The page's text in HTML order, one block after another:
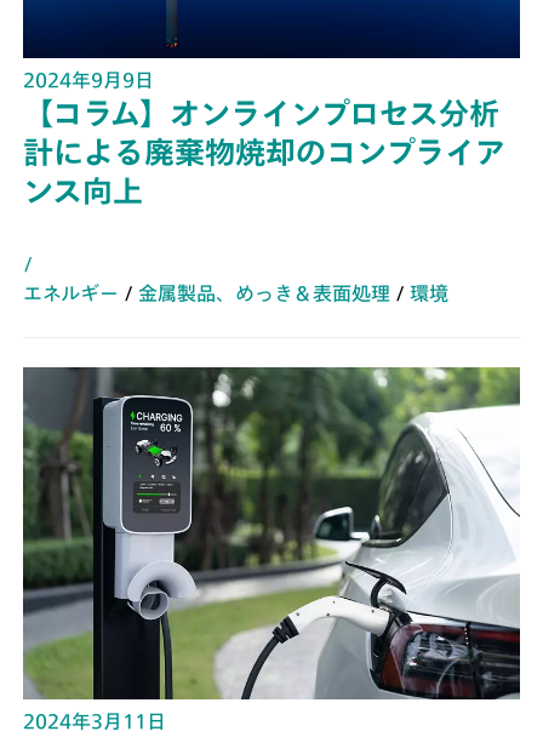
2024年9月9日
【コラム】オンラインプロセス分析
計による廃棄物焼却のコンプライア
ンス向上
/
エネルギー / 金属製品、めっき＆表面処理 / 環境
2024年3月11日